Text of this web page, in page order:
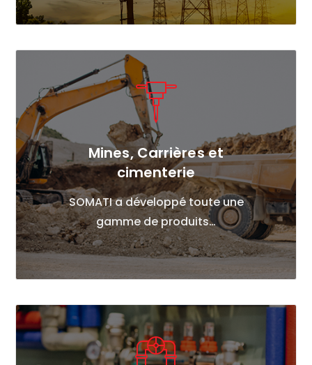
Mines, Carrières et
cimenterie
SOMATI a développé toute une
gamme de produits…